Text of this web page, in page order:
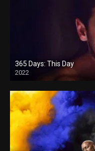
365 Days: This Day
2022